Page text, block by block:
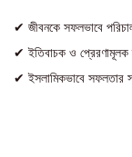
✔ জীবনকে সফলভাবে
✔ ইতিবাচক ও প্রেরণামূলক
✔ ইসলামিকভাবে সফলতার